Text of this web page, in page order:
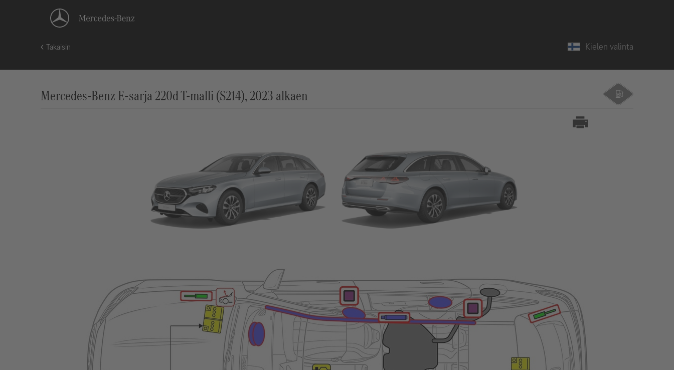
Takaisin Kielen valinta
Mercedes-Benz E-sarja 220d T-malli (S214), 2023 alkaen